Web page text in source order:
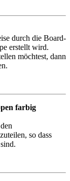
durch die Board-
erstellt wird.
möchtest, dann
farbig
so dass